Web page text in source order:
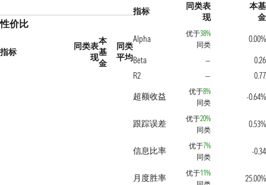
性价比
指标
同类表
现
本
基
金
同类
平均
指标
同类表
现
本基
金
Alpha
优于38%
同类
0.00%
Beta
—
0.26
R2
—
0.77
超额收益
优于8%
同类
-0.64%
跟踪误差 优于20%
同类
0.53%
信息比率 优于7%
同类
-0.34
月度胜率 优于11%
25.00%